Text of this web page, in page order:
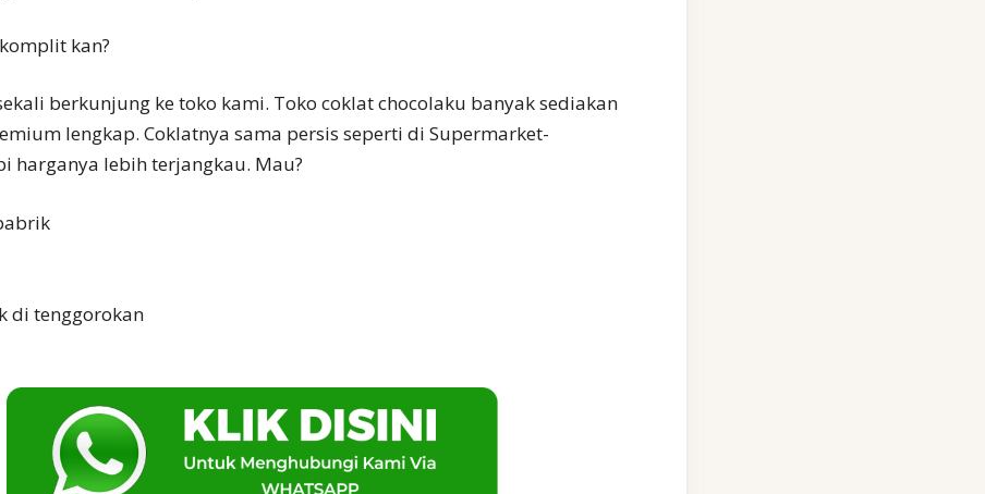
kan?
berkunjung ke toko kami. Toko coklat chocolaku banyak sediakan
lengkap. Coklatnya sama persis seperti di Supermarket-
harganya lebih terjangkau. Mau?
di tenggorokan